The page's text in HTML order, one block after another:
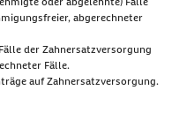
abgerechneter
der Zahnersatzversorgung
Fälle.
auf Zahnersatzversorgung.